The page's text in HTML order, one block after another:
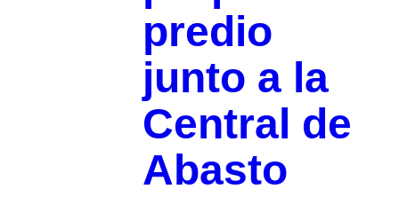
predio
junto a la
Central de
Abasto